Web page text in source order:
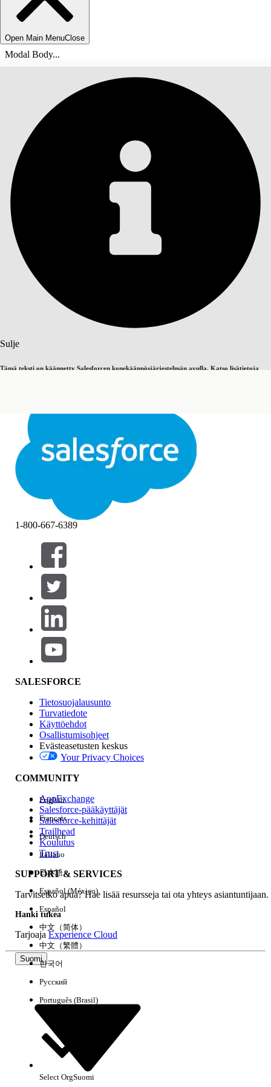
Open Main MenuClose
Modal Body...
Sulje
Tämä teksti on käännetty Salesforcen konekäännösjärjestelmän avulla. Katso lisätietoja
Sulje
SISÄLLYSLUETTELO
Suodattimet (0)
VALITSE SUODATTIMET
Tuotealue
Ominaisuuden vaikutus
Edition
Kokemus
Tyhjennä kaikki Valmis
1-800-667-6389
SALESFORCE
Tietosuojalausunto
Turvatiedote
Käyttöehdot
Osallistumisohjeet
Evästeasetusten keskus
Your Privacy Choices
COMMUNITY
AppExchange
Salesforce-pääkäyttäjät
Salesforce-kehittäjät
Trailhead
Koulutus
Trust
SUPPORT & SERVICES
Tarvitsetko apua? Hae lisää resursseja tai ota yhteys asiantuntijaan.
Hanki tukea
TarjoajaExperience Cloud
Suomi
English
Français
Deutsch
Italiano
日本語
Español (México)
Español
中文（简体）
中文（繁體）
한국어
Русский
Português (Brasil)
Select OrgSuomi